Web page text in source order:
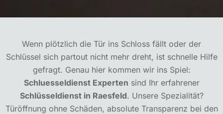
Wenn plötzlich die Tür ins Schloss fällt oder der
Schlüssel sich partout nicht mehr dreht, ist schnelle Hilfe
gefragt. Genau hier kommen wir ins Spiel:
Schluesseldienst Experten sind Ihr erfahrener
Schlüsseldienst in Raesfeld. Unsere Spezialität?
Türöffnung ohne Schäden, absolute Transparenz bei den